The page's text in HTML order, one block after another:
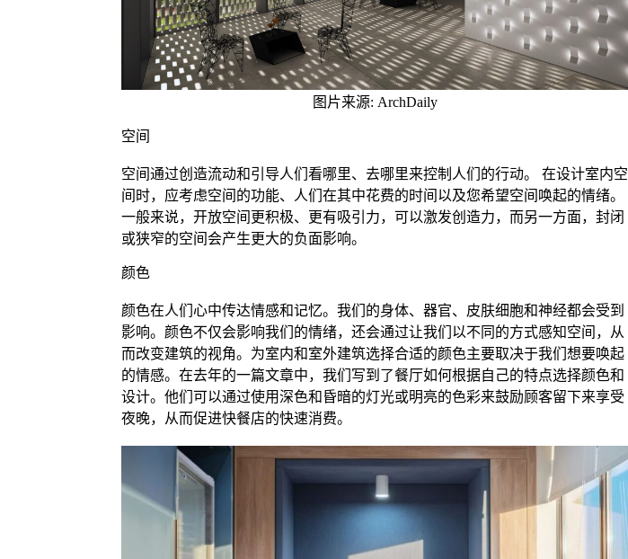
图片来源: ArchDaily
空间
空间通过创造流动和引导人们看哪里、去哪里来控制人们的行动。 在设计室内空
间时，应考虑空间的功能、人们在其中花费的时间以及您希望空间唤起的情绪。
一般来说，开放空间更积极、更有吸引力，可以激发创造力，而另一方面，封闭
或狭窄的空间会产生更大的负面影响。
颜色
颜色在人们心中传达情感和记忆。我们的身体、器官、皮肤细胞和神经都会受到
影响。颜色不仅会影响我们的情绪，还会通过让我们以不同的方式感知空间，从
而改变建筑的视角。为室内和室外建筑选择合适的颜色主要取决于我们想要唤起
的情感。在去年的一篇文章中，我们写到了餐厅如何根据自己的特点选择颜色和
设计。他们可以通过使用深色和昏暗的灯光或明亮的色彩来鼓励顾客留下来享受
夜晚，从而促进快餐店的快速消费。